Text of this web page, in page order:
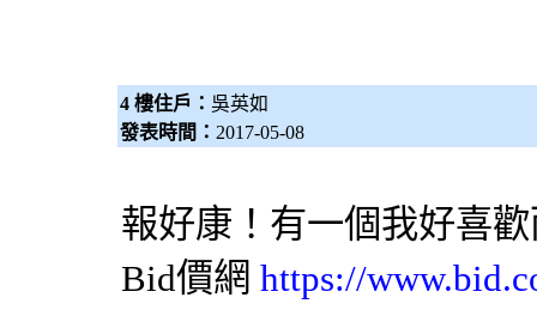
4 樓住戶： 吳英如
發表時間： 2017-05-08
報好康！有一個我好喜
Bid價網 https://